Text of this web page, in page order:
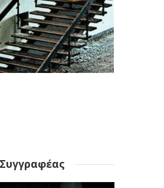
Συγγραφέας